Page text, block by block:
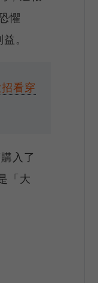
懼
。
看穿
入了
「大